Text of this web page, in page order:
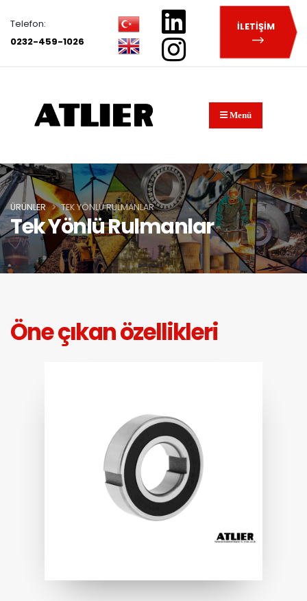
Telefon:
0232-459-1026
İLETİŞİM
Menü
Tek Yönlü Rulmanlar
ÜRÜNLER TEK YÖNLÜ RULMANLAR
Öne çıkan özellikleri